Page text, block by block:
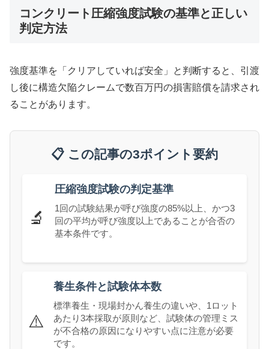
コンクリート圧縮強度試験の基準と正しい
判定方法
強度基準を「クリアしていれば安全」と判断すると、引渡
し後に構造欠陥クレームで数百万円の損害賠償を請求され
ることがあります。
📋 この記事の3ポイント要約
🔬
圧縮強度試験の判定基準
1回の試験結果が呼び強度の85%以上、かつ3
回の平均が呼び強度以上であることが合否の
基本条件です。
⚠️
養生条件と試験体本数
標準養生・現場封かん養生の違いや、1ロット
あたり3本採取が原則など、試験体の管理ミス
が不合格の原因になりやすい点に注意が必要
です。